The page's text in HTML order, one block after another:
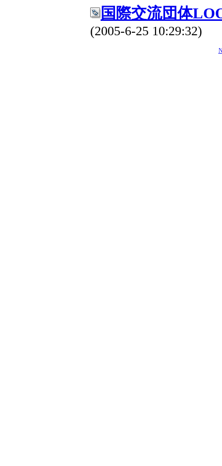
国際交流団体
(2005-6-25 10:29:32)